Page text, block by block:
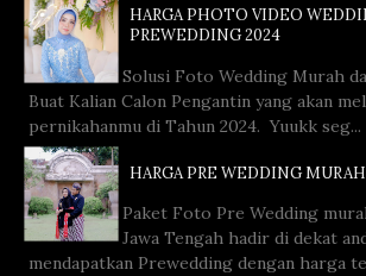
HARGA PHOTO VIDEO
PREWEDDING 2024
Solusi Foto Wedding Murah
Buat Kalian Calon Pengantin yang akan
pernikahanmu di Tahun 2024. Yuukk seg...
HARGA PRE WEDDING
Paket Foto Pre Wedding
Jawa Tengah hadir di dekat
mendapatkan Prewedding dengan harga